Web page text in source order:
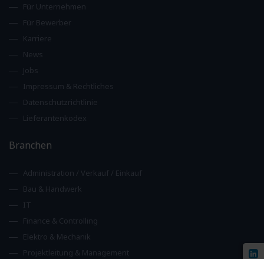
Für Unternehmen
Für Bewerber
Karriere
News
Jobs
Impressum & Rechtliches
Datenschutzrichtlinie
Lieferantenkodex
Branchen
Administration / Verkauf / Einkauf
Bau & Handwerk
IT
Finance & Controlling
Elektro & Mechanik
Projektleitung & Management